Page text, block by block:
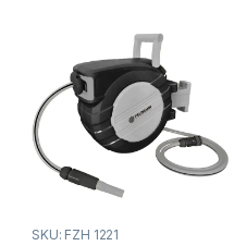
SKU: FZH 1221